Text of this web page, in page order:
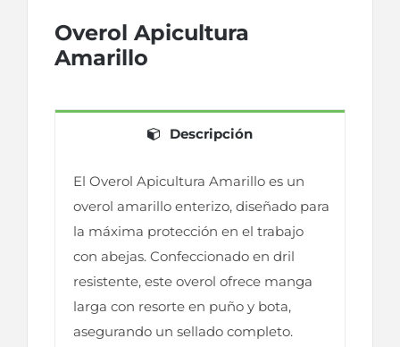
Overol Apicultura
Amarillo
Descripción
El Overol Apicultura Amarillo es un
overol amarillo enterizo, diseñado para
la máxima protección en el trabajo
con abejas. Confeccionado en dril
resistente, este overol ofrece manga
larga con resorte en puño y bota,
asegurando un sellado completo.